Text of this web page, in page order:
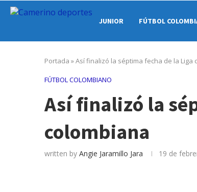
JUNIOR FÚTBOL
Portada »Así finalizó la séptima fecha de la Liga
FÚTBOL COLOMBIANO
Así finalizó la
colombiana
written by Angie Jaramillo Jara 19 de